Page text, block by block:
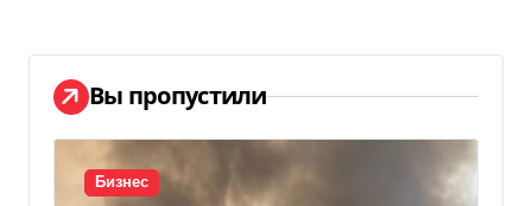
Вы пропустили
Бизнес